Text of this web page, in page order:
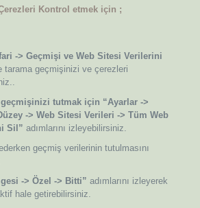
Kontrol etmek için ;
-> Geçmişi ve Web Sitesi Verilerini
tarama geçmişinizi ve çerezleri
tutmak için “Ayarlar ->
-> Web Sitesi Verileri -> Tüm Web
Sil” adımlarını izleyebilirsiniz.
geçmiş verilerinin tutulmasını
-> Özel -> Bitti” adımlarını izleyerek
hale getirebilirsiniz.